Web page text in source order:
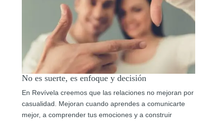
No es suerte, es enfoque y decisión
En Revívela creemos que las relaciones no mejoran por
casualidad. Mejoran cuando aprendes a comunicarte
mejor, a comprender tus emociones y a construir